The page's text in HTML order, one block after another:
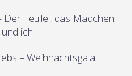
Der Teufel, das Mädchen,
ich
– Weihnachtsgala